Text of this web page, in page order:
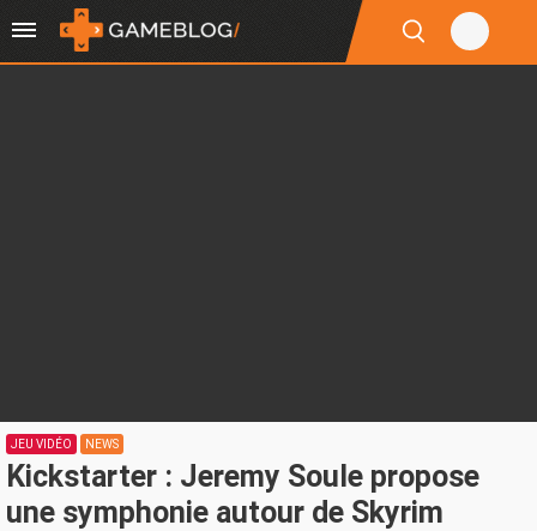
JEU VIDÉO NEWS
Kickstarter : Jeremy Soule propose
une symphonie autour de Skyrim